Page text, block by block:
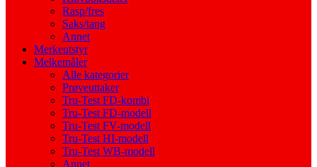
Rasp/fres
Saks/tang
Annet
Merkeutstyr
Melkemåler
Alle kategorier
Prøveuttaker
Tru-Test FD-kombi
Tru-Test FD-modell
Tru-Test FV-modell
Tru-Test HI-modell
Tru-Test WB-modell
Annet